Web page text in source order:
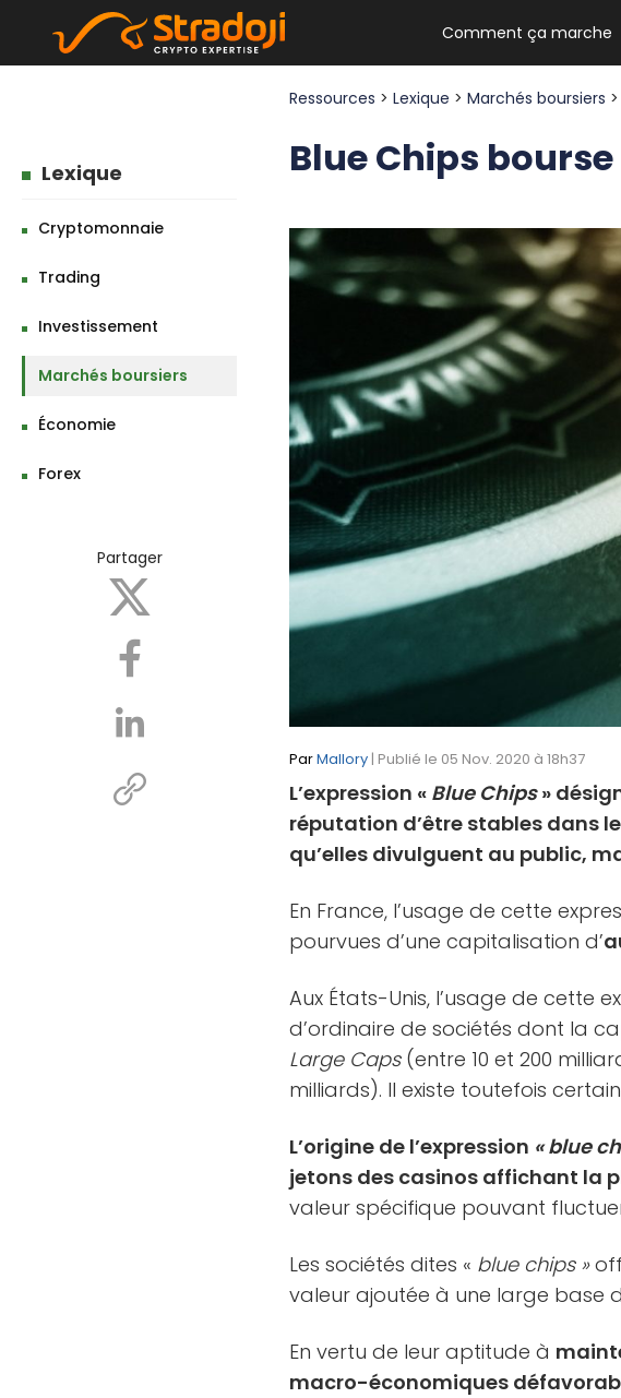
Comment ça marche
Lexique
Cryptomonnaie
Trading
Investissement
Marchés boursiers
Économie
Forex
Partager
Ressources >Lexique >Marchés boursiers
Blue Chips
ParMallory | Publié le 05 Nov. 2020 à 18h37
L’expression « Blue Chips»
réputation d’être stables dans
qu’elles divulguent au public,
En France, l’usage de cette
pourvues d’une capitalisation d’
Aux États-Unis, l’usage de cette
d’ordinaire de sociétés dont la
Large Caps(entre 10 et 200
milliards). Il existe toutefois
L’origine de l’expression « blue
jetons des casinos affichant la
valeur spécifique pouvant
Les sociétés dites « blue chips »
valeur ajoutée à une large base
En vertu de leur aptitude à
macro-économiques